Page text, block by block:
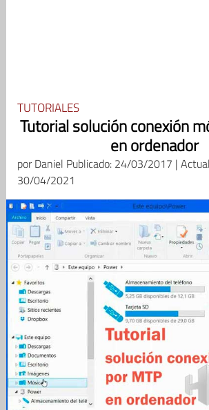
TUTORIALES
Tutorial solución conexión
en ordenador
porDaniel Publicado: 24/03/2017 |
30/04/2021